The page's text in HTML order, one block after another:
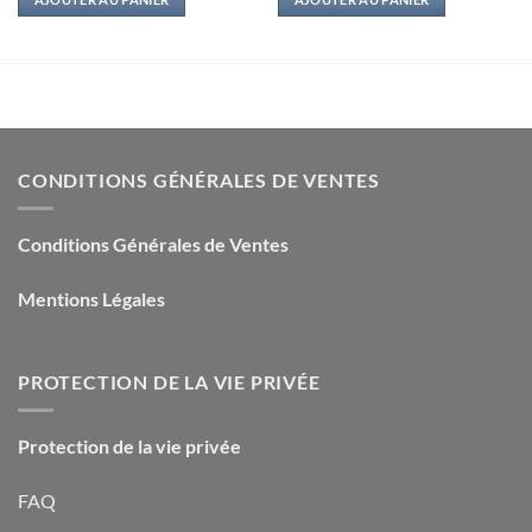
était :
13,50€.
est :
2,00€.
était :
15,00€.
est :
2,50€.
CONDITIONS GÉNÉRALES DE VENTES
Conditions Générales de Ventes
Mentions Légales
PROTECTION DE LA VIE PRIVÉE
Protection de la vie privée
FAQ